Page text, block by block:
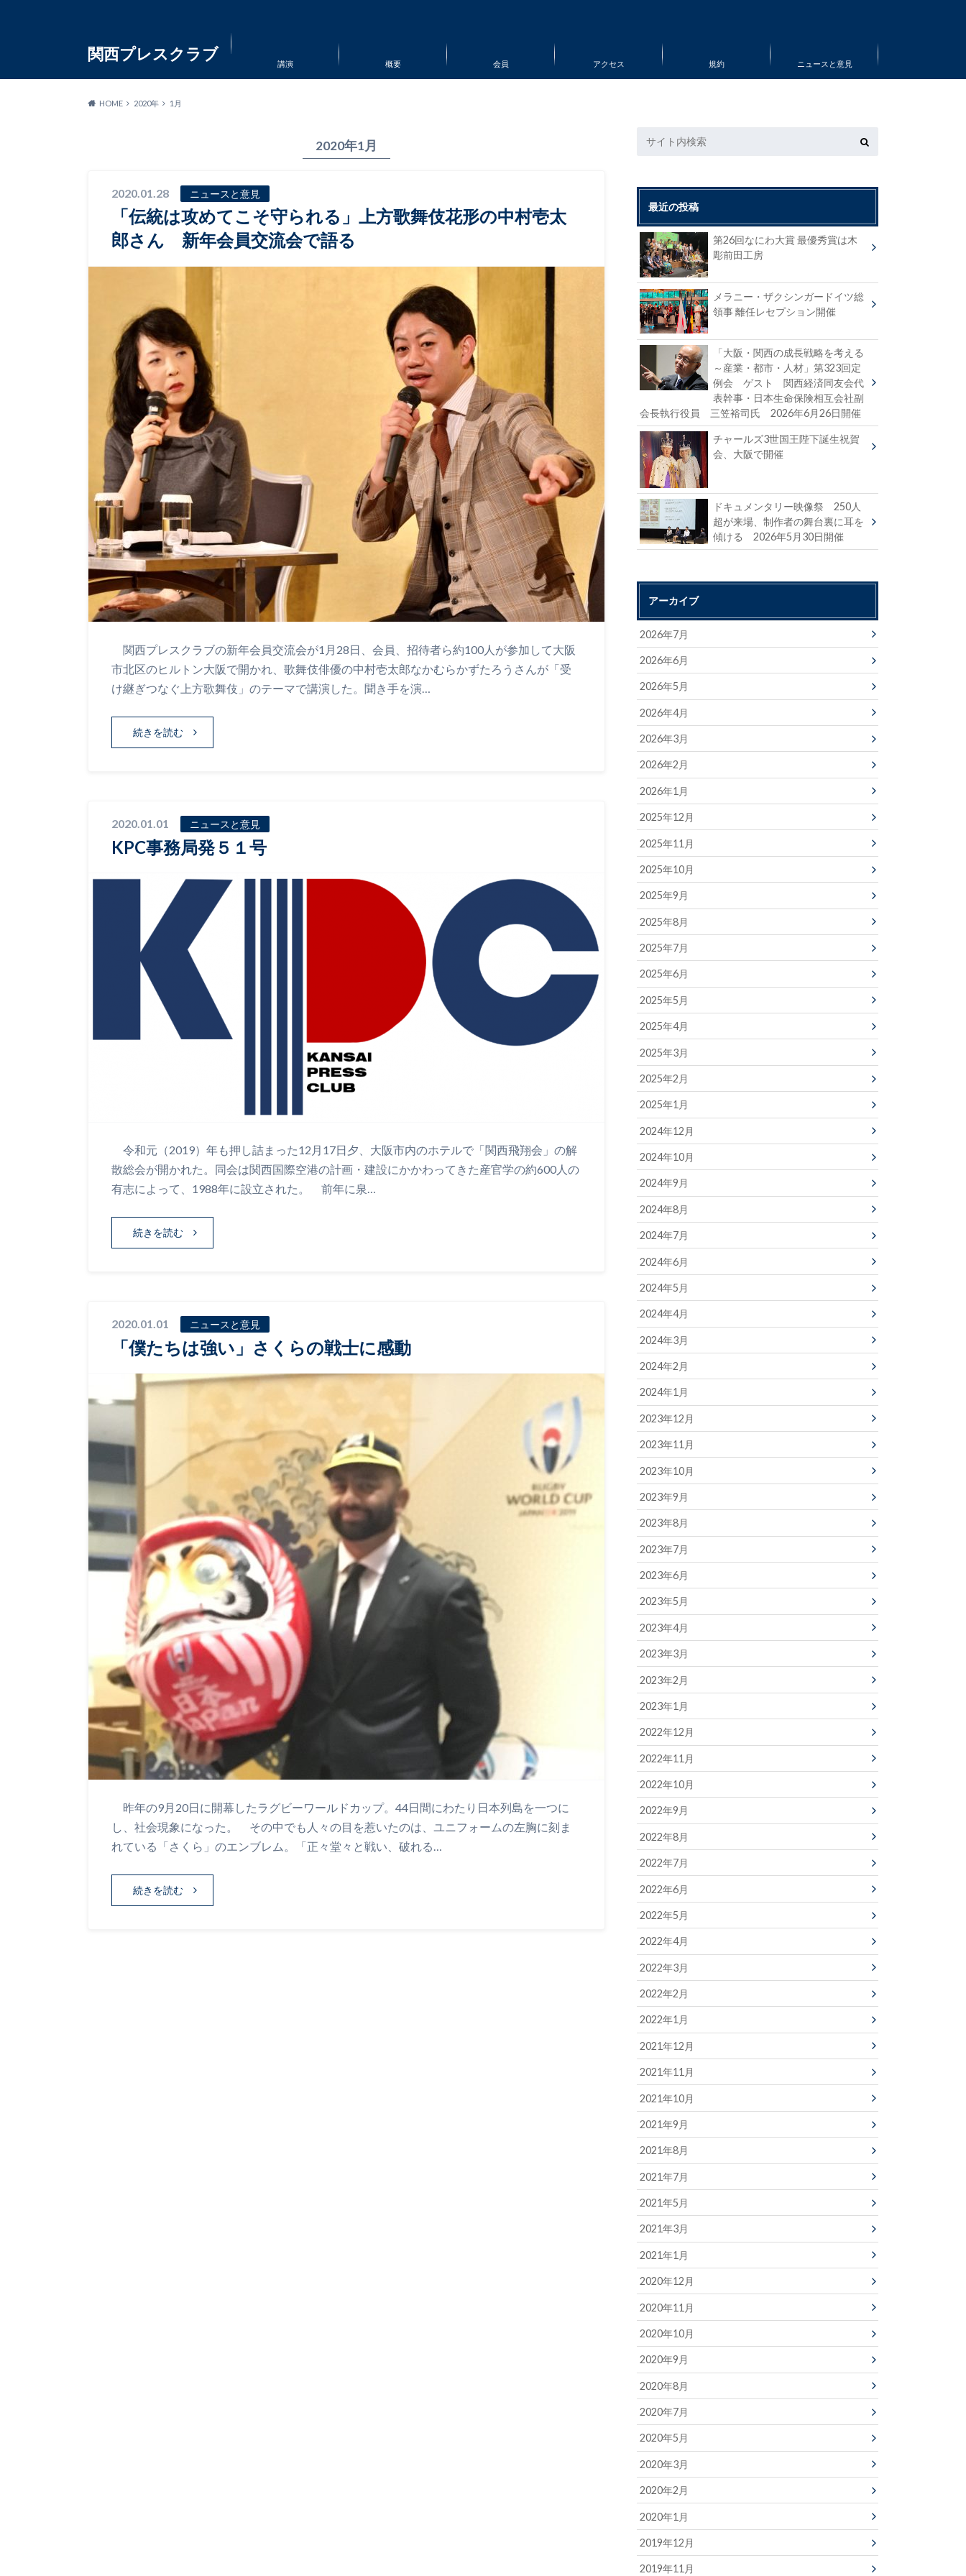
関西プレスクラブ 講演 概要 会員 アクセス 規約 ニュースと意見
HOME 2020年 1月
2020年1月
2020.01.28 ニュースと意見
「伝統は攻めてこそ守られる」上方歌舞伎花形の中村壱太
郎さん 新年会員交流会で語る
関西プレスクラブの新年会員交流会が1月28日、会員、招待者ら約100人が参加して大阪
市北区のヒルトン大阪で開かれ、歌舞伎俳優の中村壱太郎なかむらかずたろうさんが「受
け継ぎつなぐ上方歌舞伎」のテーマで講演した。聞き手を演…
続きを読む
2020.01.01 ニュースと意見
KPC事務局発５１号
令和元（2019）年も押し詰まった12月17日夕、大阪市内のホテルで「関西飛翔会」の解
散総会が開かれた。同会は関西国際空港の計画・建設にかかわってきた産官学の約600人の
有志によって、1988年に設立された。 前年に泉…
続きを読む
2020.01.01 ニュースと意見
「僕たちは強い」さくらの戦士に感動
昨年の9月20日に開幕したラグビーワールドカップ。44日間にわたり日本列島を一つに
し、社会現象になった。 その中でも人々の目を惹いたのは、ユニフォームの左胸に刻ま
れている「さくら」のエンブレム。「正々堂々と戦い、破れる…
続きを読む
最近の投稿
第26回なにわ大賞 最優秀賞は木
彫前田工房
メラニー・ザクシンガードイツ総
領事 離任レセプション開催
「大阪・関西の成長戦略を考える
～産業・都市・人材」第323回定
例会 ゲスト 関西経済同友会代
表幹事・日本生命保険相互会社副
会長執行役員 三笠裕司氏 2026年6月26日開催
チャールズ3世国王陛下誕生祝賀
会、大阪で開催
ドキュメンタリー映像祭 250人
超が来場、制作者の舞台裏に耳を
傾ける 2026年5月30日開催
アーカイブ
2026年7月
2026年6月
2026年5月
2026年4月
2026年3月
2026年2月
2026年1月
2025年12月
2025年11月
2025年10月
2025年9月
2025年8月
2025年7月
2025年6月
2025年5月
2025年4月
2025年3月
2025年2月
2025年1月
2024年12月
2024年10月
2024年9月
2024年8月
2024年7月
2024年6月
2024年5月
2024年4月
2024年3月
2024年2月
2024年1月
2023年12月
2023年11月
2023年10月
2023年9月
2023年8月
2023年7月
2023年6月
2023年5月
2023年4月
2023年3月
2023年2月
2023年1月
2022年12月
2022年11月
2022年10月
2022年9月
2022年8月
2022年7月
2022年6月
2022年5月
2022年4月
2022年3月
2022年2月
2022年1月
2021年12月
2021年11月
2021年10月
2021年9月
2021年8月
2021年7月
2021年5月
2021年3月
2021年1月
2020年12月
2020年11月
2020年10月
2020年9月
2020年8月
2020年7月
2020年5月
2020年3月
2020年2月
2020年1月
2019年12月
2019年11月